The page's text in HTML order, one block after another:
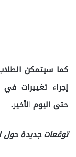
كما سيتمكن
إجراء تغييرات
حتى اليوم الأخير.
توقعات جديدة حول